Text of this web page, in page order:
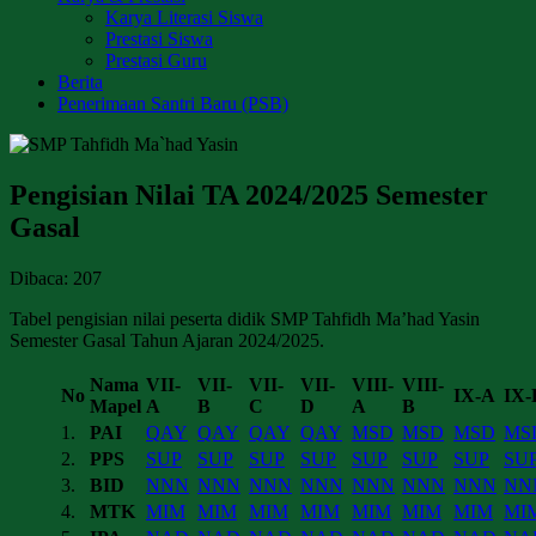
Karya Literasi Siswa
Prestasi Siswa
Prestasi Guru
Berita
Penerimaan Santri Baru (PSB)
Pengisian Nilai TA 2024/2025 Semester
Gasal
Dibaca: 207
Tabel pengisian nilai peserta didik SMP Tahfidh Ma’had Yasin
Semester Gasal Tahun Ajaran 2024/2025.
No
Nama
Mapel
VII-
A
VII-
B
VII-
C
VII-
D
VIII-
A
VIII-
B
IX-A IX-
1.
PAI QAY QAY QAY QAY MSD MSD MSD
2.
PPS SUP SUP SUP SUP SUP SUP SUP
3.
BID NNN NNN NNN NNN NNN NNN NNN
4.
MTK MIM MIM MIM MIM MIM MIM MIM